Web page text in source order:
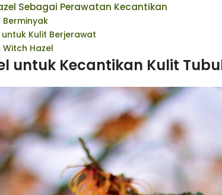
Sebagai Perawatan Kecantikan
Berminyak
Kulit Berjerawat
Hazel
untuk Kecantikan Kulit